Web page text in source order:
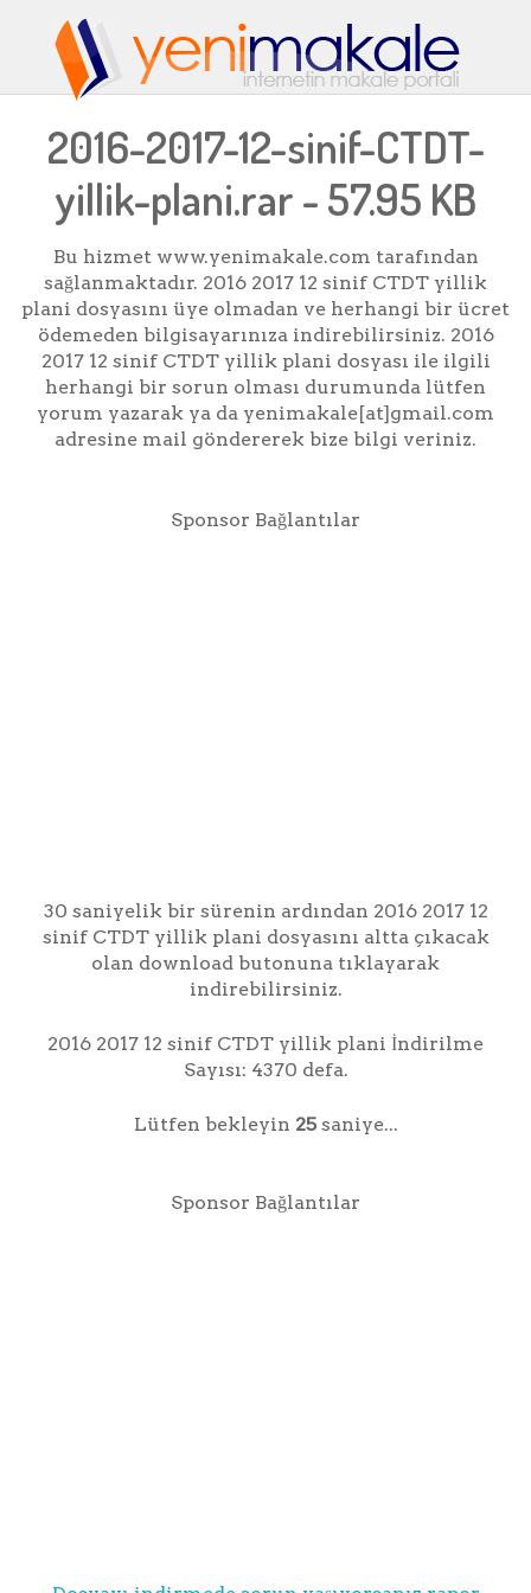
2016-2017-12-sinif-CTDT-
yillik-plani.rar - 57.95 KB
Bu hizmet www.yenimakale.com tarafından
sağlanmaktadır. 2016 2017 12 sinif CTDT yillik
plani dosyasını üye olmadan ve herhangi bir ücret
ödemeden bilgisayarınıza indirebilirsiniz. 2016
2017 12 sinif CTDT yillik plani dosyası ile ilgili
herhangi bir sorun olması durumunda lütfen
yorum yazarak ya da yenimakale[at]gmail.com
adresine mail göndererek bize bilgi veriniz.
Sponsor Bağlantılar
30 saniyelik bir sürenin ardından 2016 2017 12
sinif CTDT yillik plani dosyasını altta çıkacak
olan download butonuna tıklayarak
indirebilirsiniz.
2016 2017 12 sinif CTDT yillik plani İndirilme
Sayısı: 4370 defa.
Lütfen bekleyin 25saniye...
Sponsor Bağlantılar